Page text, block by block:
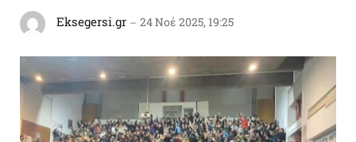
Eksegersi.gr 24 Νοέ 2025, 19:25